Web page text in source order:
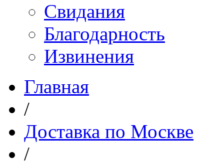
Свидания
Благодарность
Извинения
Главная
/
Доставка по Москве
/